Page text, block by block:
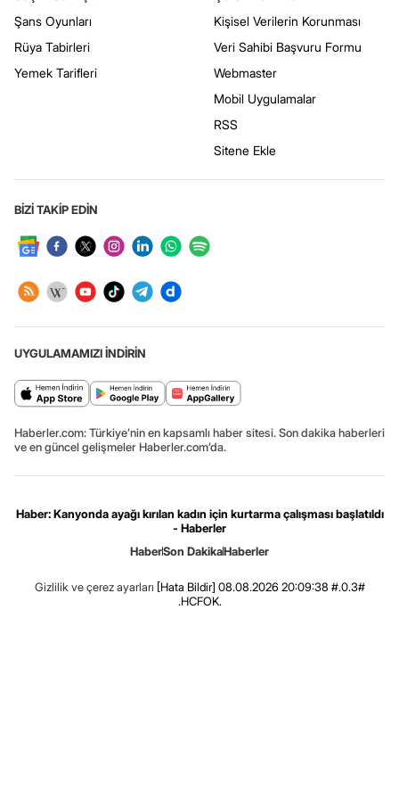
Şans Oyunları
Rüya Tabirleri
Yemek Tarifleri
Kişisel Verilerin Korunması
Veri Sahibi Başvuru Formu
Webmaster
Mobil Uygulamalar
RSS
Sitene Ekle
BİZİ TAKİP EDİN
UYGULAMAMIZI İNDİRİN
Haberler.com: Türkiye’nin en kapsamlı haber sitesi. Son dakika haberleri
ve en güncel gelişmeler Haberler.com’da.
Haber: Kanyonda ayağı kırılan kadın için kurtarma çalışması başlatıldı
- Haberler
HaberSon DakikaHaberler
Gizlilik ve çerez ayarları [Hata Bildir] 08.08.2026 20:09:38 #.0.3#
.HCFOK.